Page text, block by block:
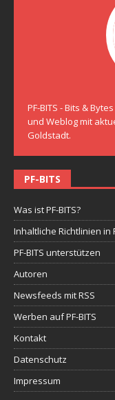
PF-BITS - Bits &
und Weblog mit
Goldstadt.
PF-BITS
Was ist PF-BITS?
Inhaltliche Richtlinien in
PF-BITS unterstützen
Autoren
Newsfeeds mit RSS
Werben auf PF-BITS
Kontakt
Datenschutz
Impressum